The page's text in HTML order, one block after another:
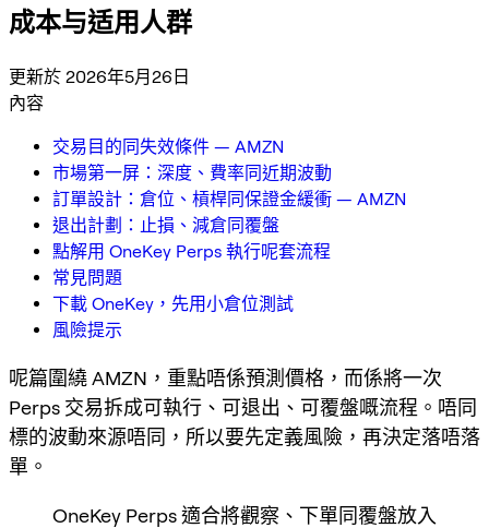
成本与适用人群
更新於 2026年5月26日
內容
交易目的同失效條件 — AMZN
市場第一屏：深度、費率同近期波動
訂單設計：倉位、槓桿同保證金緩衝 — AMZN
退出計劃：止損、減倉同覆盤
點解用 OneKey Perps 執行呢套流程
常見問題
下載 OneKey，先用小倉位測試
風險提示
呢篇圍繞 AMZN，重點唔係預測價格，而係將一次
Perps 交易拆成可執行、可退出、可覆盤嘅流程。唔同
標的波動來源唔同，所以要先定義風險，再決定落唔落
單。
OneKey Perps 適合將觀察、下單同覆盤放入